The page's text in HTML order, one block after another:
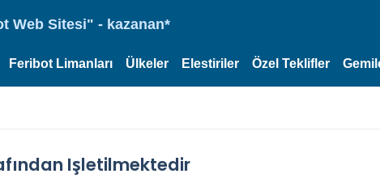
Web Sitesi" - kazanan*
Feribot Limanları Ülkeler Elestiriler Özel Teklifler
Işletilmektedir